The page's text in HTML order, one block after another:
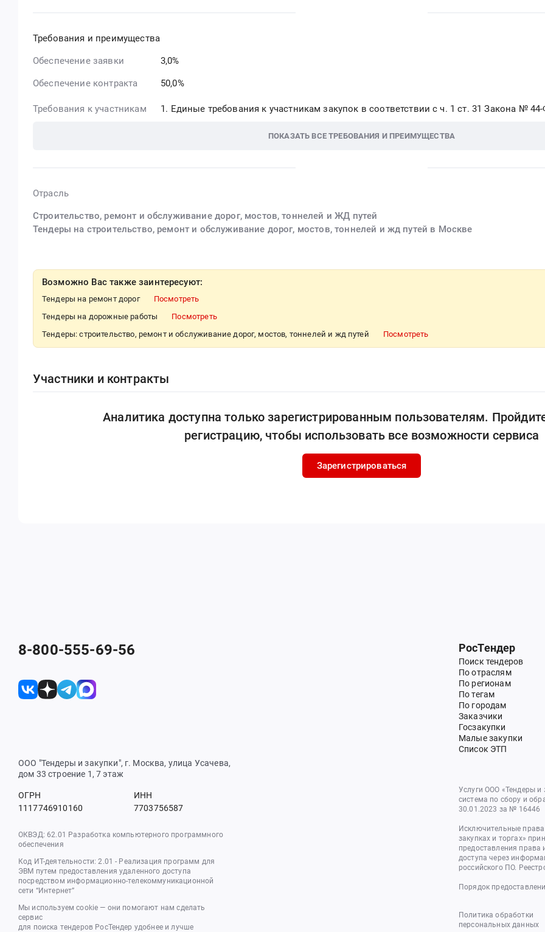
Требования и преимущества
Обеспечение заявки 3,0%
Обеспечение контракта 50,0%
Требования к участникам Единые требования к участникам закупок в соответствии с ч. 1 ст. 31 Закона №
ПОКАЗАТЬ ВСЕ ТРЕБОВАНИЯ И ПРЕИМУЩЕСТВА
Отрасль
Строительство, ремонт и обслуживание дорог, мостов, тоннелей и ЖД путей
Тендеры на строительство, ремонт и обслуживание дорог, мостов, тоннелей и жд путей в Москве
Возможно Вас также заинтересуют:
Тендеры на ремонт дорог
Посмотреть
Тендеры на дорожные работы
Посмотреть
Тендеры: строительство, ремонт и обслуживание дорог, мостов, тоннелей и жд путей
Посмотреть
Участники и контракты
Аналитика доступна только зарегистрированным пользователям.
регистрацию, чтобы использовать все возможности сервиса
Зарегистрироваться
8-800-555-69-56
ООО "Тендеры и закупки", г. Москва, улица Усачева,
дом 33 строение 1, 7 этаж
ОГРН
1117746910160
ИНН
7703756587
ОКВЭД: 62.01 Разработка компьютерного программного
обеспечения
Код ИТ-деятельности: 2.01 - Реализация программ для
ЭВМ путем предоставления удаленного доступа
посредством информационно-телекоммуникационной
сети “Интернет”
Мы используем cookie — они помогают нам сделать
сервис
для поиска тендеров РосТендер удобнее и лучше
РосТендер
Поиск тендеров
По отраслям
По регионам
По тегам
По городам
Заказчики
Госзакупки
Малые закупки
Список ЭТП
Услуги ООО «Тендеры
система по сбору и
30.01.2023 за № 16446
Исключительные
закупках и торгах»
предоставления права
доступа через
российского ПО.
Порядок
Политика обработки
персональных данных